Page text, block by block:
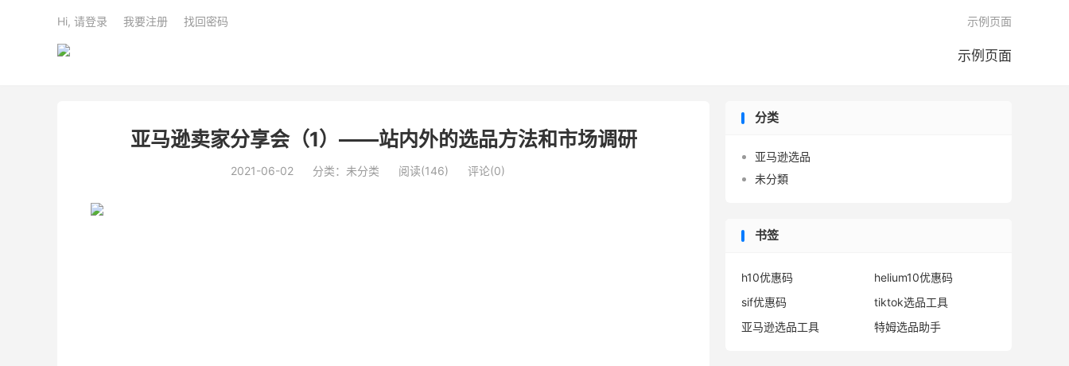
示例页面
示例页面
Hi, 请登录 我要注册 找回密码
亚马逊卖家分享会（1）——站内外的选品方法和市场调研
2021-06-02 分类：未分类 阅读(146) 评论(0)
分类
亚马逊选品
未分類
书签
h10优惠码
helium10优惠码
sif优惠码
tiktok选品工具
亚马逊选品工具
特姆选品助手